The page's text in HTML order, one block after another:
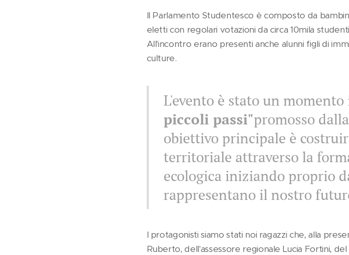
Il Parlamento Studentesco è composto da
eletti con regolari votazioni da circa 10mila
All'incontro erano presenti anche alunni figli di
culture.
L'evento è stato un
piccoli passi"promosso
obiettivo principale è
territoriale attraverso la
ecologica iniziando proprio
rappresentano il nostro
I protagonisti siamo stati noi ragazzi che, alla
Ruberto, dell'assessore regionale Lucia Fortini,